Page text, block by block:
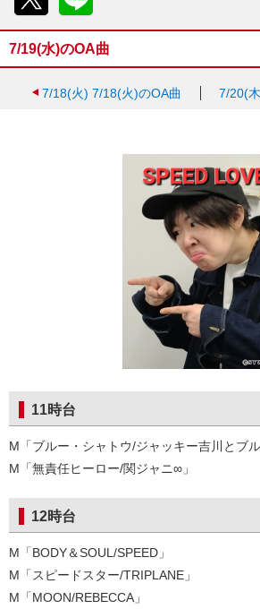
7/19(水)のOA曲
7/18(火) 7/18(火)のOA曲 7/20(
11時台
M「ブルー・シャトウ/ジャッキー吉川とブル
M「無責任ヒーロー/関ジャニ∞」
12時台
M「BODY＆SOUL/SPEED」
M「スピードスター/TRIPLANE」
M「MOON/REBECCA」